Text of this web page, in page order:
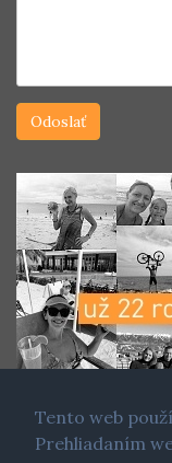
Tento web
Prehliadaním